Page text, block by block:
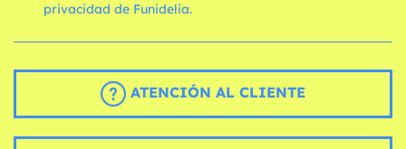
privacidad de Funidelia.
ATENCIÓN AL CLIENTE